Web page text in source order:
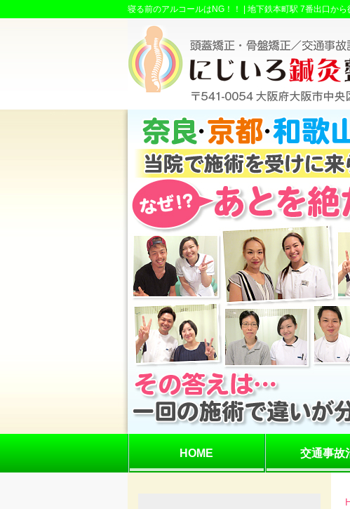
寝る前のアルコールはNG！！ | 地下鉄本町駅 7番出口か
HOME 交通事故